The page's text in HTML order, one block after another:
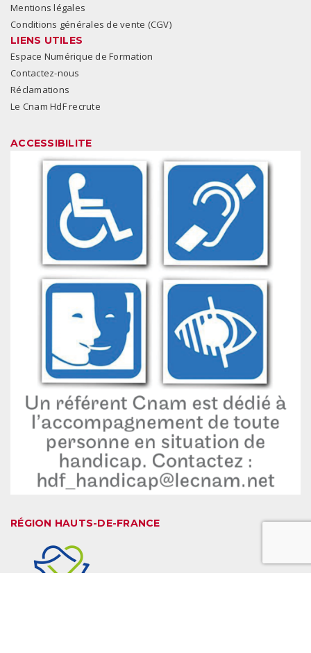
Mentions légales
Conditions générales de vente (CGV)
LIENS UTILES
Espace Numérique de Formation
Contactez-nous
Réclamations
Le Cnam HdF recrute
ACCESSIBILITE
RÉGION HAUTS-DE-FRANCE